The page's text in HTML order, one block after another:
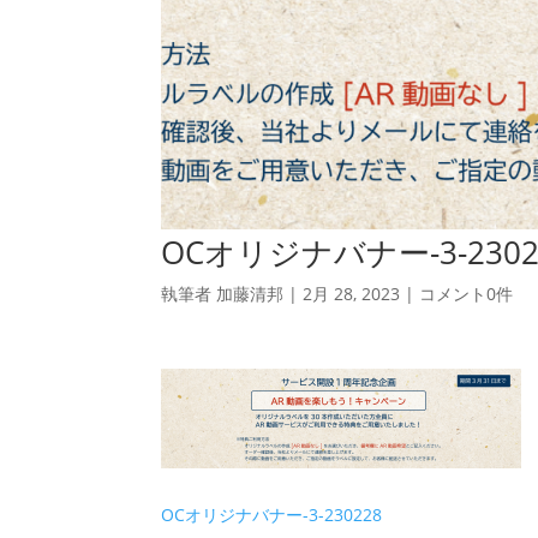
OCオリジナバナー-3-
執筆者 加藤清邦 |2月 28, 2023 | コメント0件
OCオリジナバナー-3-230228